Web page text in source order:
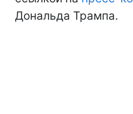
Дональда Трампа.